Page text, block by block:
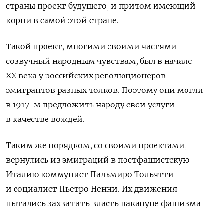
страны проект будущего, и притом имеющий
корни в самой этой стране.
Такой проект, многими своими частями
созвучный народным чувствам, был в начале
ХХ века у российских революционеров-
эмигрантов разных толков. Поэтому они могли
в 1917-м предложить народу свои услуги
в качестве вождей.
Таким же порядком, со своими проектами,
вернулись из эмиграций в постфашистскую
Италию коммунист Пальмиро Тольятти
и социалист Пьетро Ненни. Их движения
пытались захватить власть накануне фашизма